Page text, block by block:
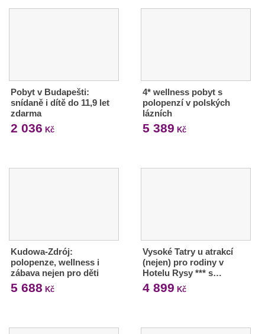
Pobyt v Budapešti:
snídaně i dítě do 11,9 let
zdarma
2 036 Kč
4* wellness pobyt s
polopenzí v polských
lázních
5 389 Kč
Kudowa-Zdrój:
polopenze, wellness i
zábava nejen pro děti
5 688 Kč
Vysoké Tatry u atrakcí
(nejen) pro rodiny v
Hotelu Rysy *** s…
4 899 Kč